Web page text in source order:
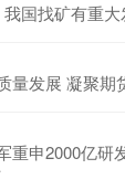
国找矿有重
量发展 凝聚期
重申2000亿研